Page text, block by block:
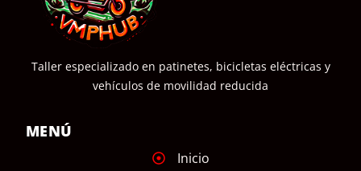
Taller especializado en patinetes, bicicletas eléctricas y
vehículos de movilidad reducida
MENÚ
Inicio